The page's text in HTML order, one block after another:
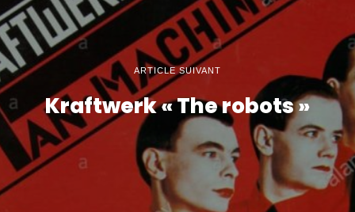
ARTICLE SUIVANT
Kraftwerk « The robots »